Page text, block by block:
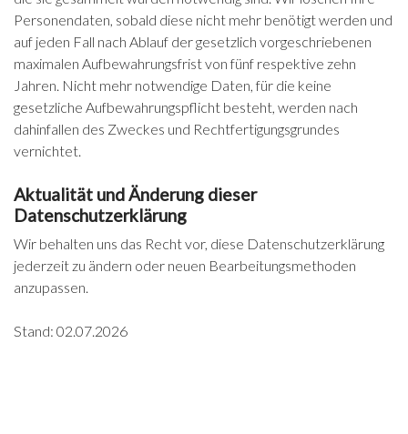
Personendaten, sobald diese nicht mehr benötigt werden und
auf jeden Fall nach Ablauf der gesetzlich vorgeschriebenen
maximalen Aufbewahrungsfrist von fünf respektive zehn
Jahren. Nicht mehr notwendige Daten, für die keine
gesetzliche Aufbewahrungspflicht besteht, werden nach
dahinfallen des Zweckes und Rechtfertigungsgrundes
vernichtet.
Aktualität und Änderung dieser
Datenschutzerklärung
Wir behalten uns das Recht vor, diese Datenschutzerklärung
jederzeit zu ändern oder neuen Bearbeitungsmethoden
anzupassen.
Stand: 02.07.2026